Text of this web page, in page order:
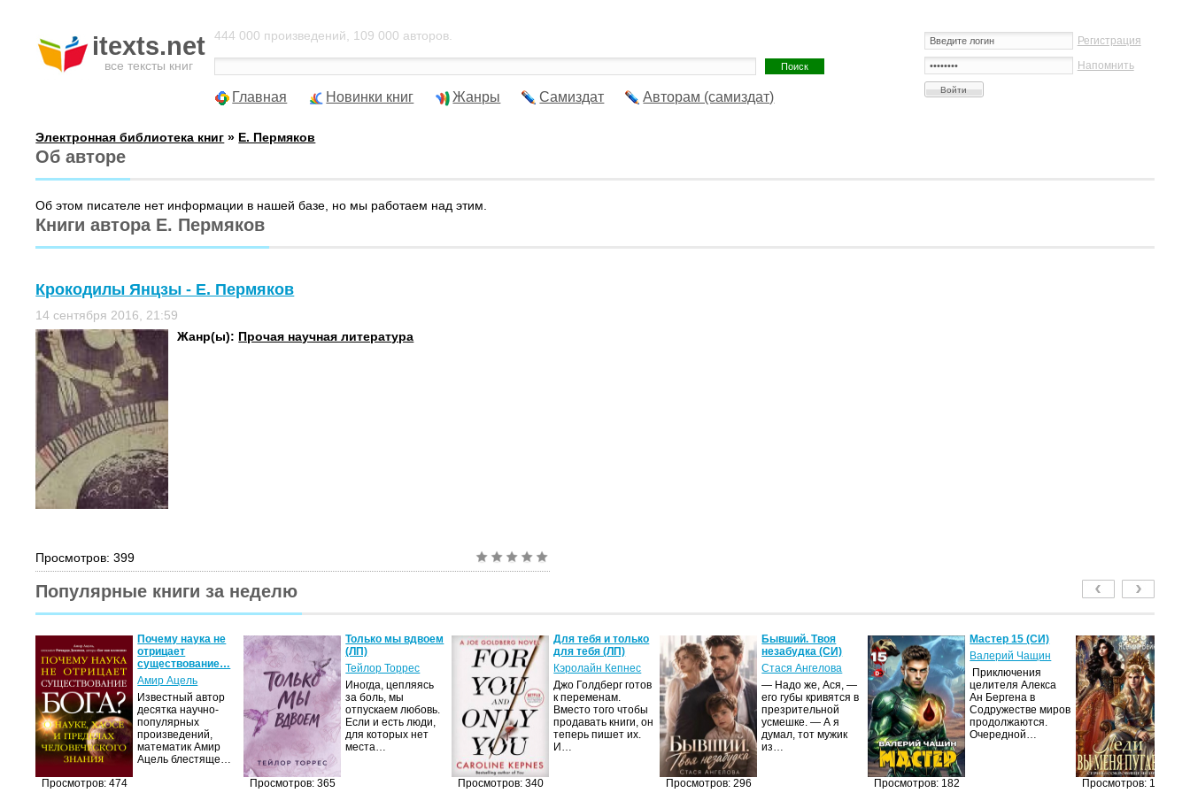
itexts.net
все тексты книг
Регистрация
Напомнить
444 000 произведений, 109 000 авторов.
Главная Новинки книг Жанры Самиздат Авторам (самиздат)
Электронная библиотека книг » Е. Пермяков
Об авторе
Об этом писателе нет информации в нашей базе, но мы работаем над этим.
Книги автора Е. Пермяков
Крокодилы Янцзы - Е. Пермяков
14 сентября 2016, 21:59
Жанр(ы): Прочая научная литература
Просмотров: 399
Популярные книги за неделю
Просмотров: 474
Почему наука не
отрицает
существование…
Амир Ацель
Известный автор
десятка научно-
популярных
произведений,
математик Амир
Ацель блестяще…
Просмотров: 365
Только мы вдвоем
(ЛП)
Тейлор Торрес
Иногда, цепляясь
за боль, мы
отпускаем любовь.
Если и есть люди,
для которых нет
места…
Просмотров: 340
Для тебя и только
для тебя (ЛП)
Кэролайн Кепнес
Джо Голдберг готов
к переменам.
Вместо того чтобы
продавать книги, он
теперь пишет их.
И…
Просмотров: 296
Бывший. Твоя
незабудка (СИ)
Стася Ангелова
— Надо же, Ася, —
его губы кривятся в
презрительной
усмешке. — А я
думал, тот мужик
из…
Просмотров: 182
Мастер 15 (СИ)
Валерий Чащин
Приключения
целителя Алекса
Ан Бергена в
Содружестве миров
продолжаются.
Очередной…
Просмотров: 170